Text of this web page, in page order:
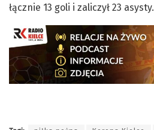
łącznie 13 goli i zaliczył 23 asysty.